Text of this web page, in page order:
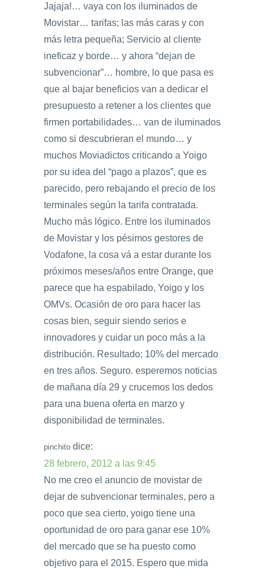
Jajaja!… vaya con los iluminados de
Movistar… tarifas; las más caras y con
más letra pequeña; Servicio al cliente
ineficaz y borde… y ahora “dejan de
subvencionar”… hombre, lo que pasa es
que al bajar beneficios van a dedicar el
presupuesto a retener a los clientes que
firmen portabilidades… van de iluminados
como si descubrieran el mundo… y
muchos Moviadictos criticando a Yoigo
por su idea del “pago a plazos”, que es
parecido, pero rebajando el precio de los
terminales según la tarifa contratada.
Mucho más lógico. Entre los iluminados
de Movistar y los pésimos gestores de
Vodafone, la cosa vá a estar durante los
próximos meses/años entre Orange, que
parece que ha espabilado, Yoigo y los
OMVs. Ocasión de oro para hacer las
cosas bien, seguir siendo serios e
innovadores y cuidar un poco más a la
distribución. Resultado; 10% del mercado
en tres años. Seguro. esperemos noticias
de mañana día 29 y crucemos los dedos
para una buena oferta en marzo y
disponibilidad de terminales.
pinchito dice:
28 febrero, 2012 a las 9:45
No me creo el anuncio de movistar de
dejar de subvencionar terminales, pero a
poco que sea cierto, yoigo tiene una
oportunidad de oro para ganar ese 10%
del mercado que se ha puesto como
objetivo para el 2015. Espero que mida